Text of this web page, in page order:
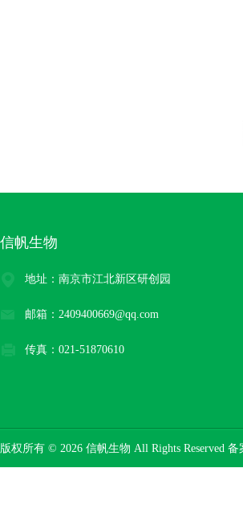
信帆生物
地址：南京市江北新区研创园
邮箱：2409400669@qq.com
传真：021-51870610
版权所有 © 2026 信帆生物 All Rights Reserved 备